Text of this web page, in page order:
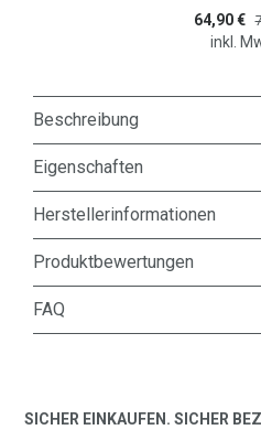
64,90 €
inkl.
Beschreibung
Eigenschaften
Herstellerinformationen
Produktbewertungen
FAQ
SICHER EINKAUFEN. SICHER